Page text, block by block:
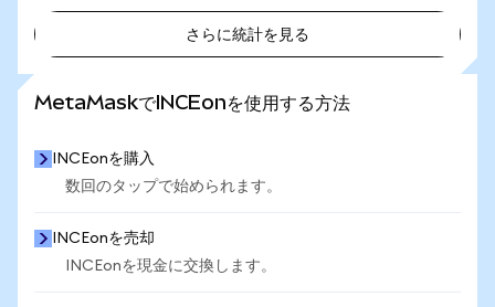
さらに統計を見る
MetaMaskでINCEonを使用する方法
INCEonを購入
数回のタップで始められます。
INCEonを売却
INCEonを現金に交換します。